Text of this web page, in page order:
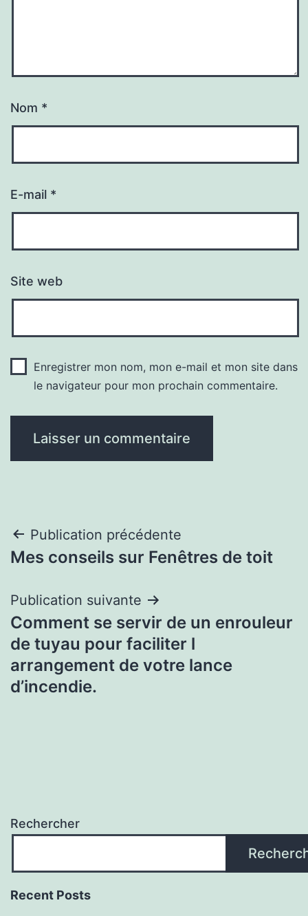
Nom *
E-mail *
Site web
Enregistrer mon nom, mon e-mail et mon site dans
le navigateur pour mon prochain commentaire.
Navigation
de
l’article
Publication précédente
Mes conseils sur Fenêtres de toit
Publication suivante
Comment se servir de un enrouleur
de tuyau pour faciliter l
arrangement de votre lance
d’incendie.
Rechercher
Recent Posts